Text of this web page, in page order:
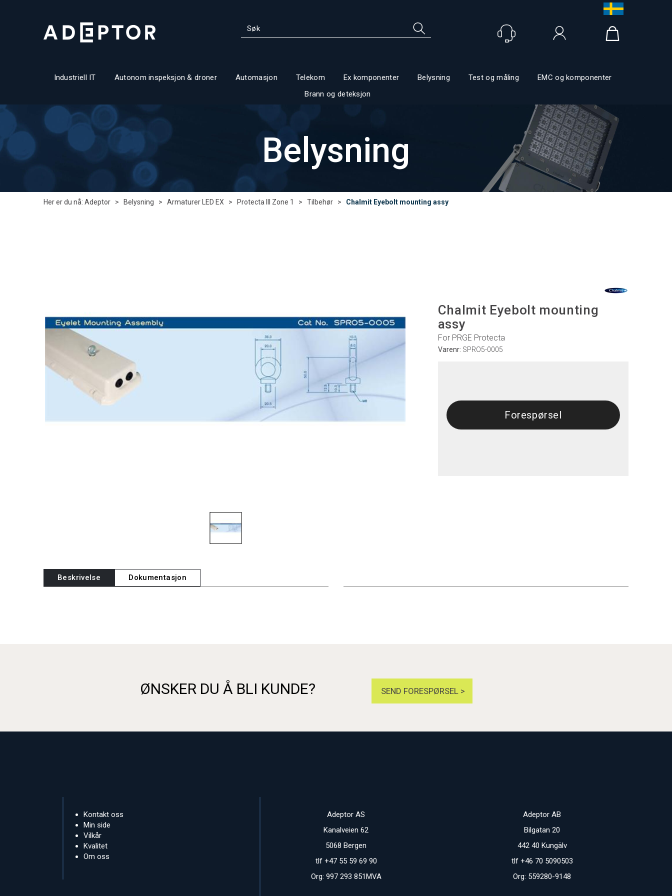
Industriell IT Autonom inspeksjon & droner Automasjon Telekom Ex komponenter Belysning Test og måling
EMC og komponenter
Brann og deteksjon
Belysning
Her er du nå: Adeptor > Belysning > Armaturer LED EX > Protecta III Zone 1 > Tilbehør > Chalmit Eyebolt mounting assy
Chalmit Eyebolt mounting
assy
For PRGE Protecta
Varenr: SPRO5-0005
Forespørsel
Beskrivelse Dokumentasjon
ØNSKER DU Å BLI KUNDE? SEND FORESPØRSEL >
Kontakt oss
Min side
Vilkår
Kvalitet
Om oss
Adeptor AS
Kanalveien 62
5068 Bergen
tlf +47 55 59 69 90
Org: 997 293 851MVA
Adeptor AB
Bilgatan 20
442 40 Kungälv
tlf +46 70 5090503
Org: 559280-9148